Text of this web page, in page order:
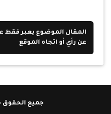
المقال الموضوع يعبر فقط
عن رأي أو اتجاه الموقع
جميع الحقوق